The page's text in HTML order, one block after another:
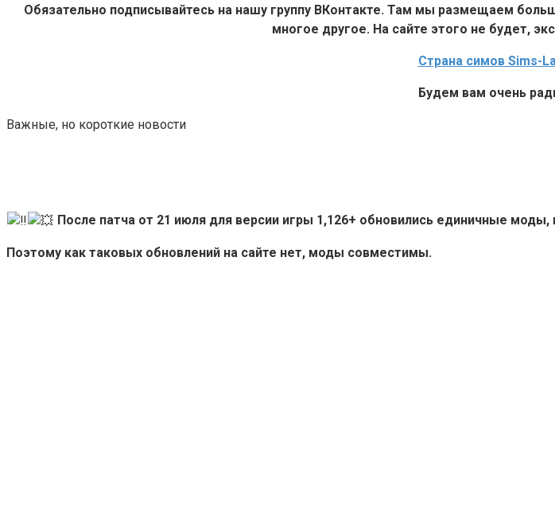
Обязательно подписывайтесь на нашу группу ВКонтакте. Там мы размещаем
многое другое. На сайте этого не будет,
Страна симов Sims-
Будем вам очень
Важные, но короткие новости
После патча от 21 июля для версии игры 1,126+ обновились единичные
Поэтому как таковых обновлений на сайте нет, моды совместимы.